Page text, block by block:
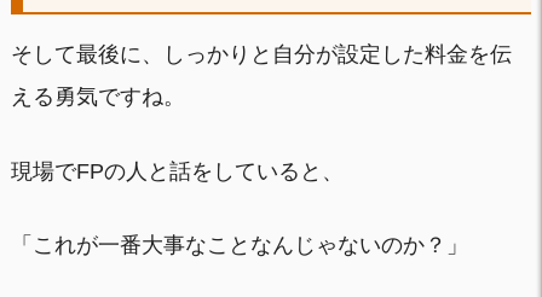
そして最後に、しっかりと自分が設定した料金を伝
える勇気ですね。
現場でFPの人と話をしていると、
「これが一番大事なことなんじゃないのか？」